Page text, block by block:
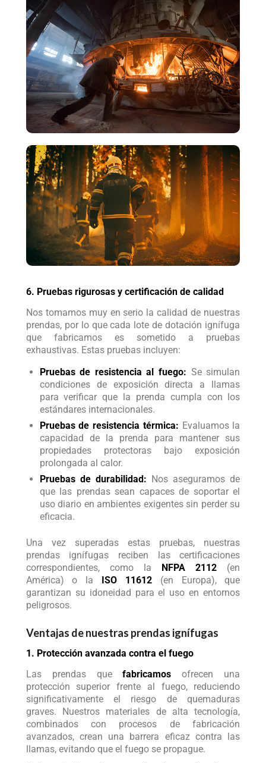
6. Pruebas rigurosas y certificación de calidad
Nos tomamos muy en serio la calidad de nuestras
prendas, por lo que cada lote de dotación ignífuga
que fabricamos es sometido a pruebas
exhaustivas. Estas pruebas incluyen:
Pruebas de resistencia al fuego: Se simulan
condiciones de exposición directa a llamas
para verificar que la prenda cumpla con los
estándares internacionales.
Pruebas de resistencia térmica: Evaluamos la
capacidad de la prenda para mantener sus
propiedades protectoras bajo exposición
prolongada al calor.
Pruebas de durabilidad: Nos aseguramos de
que las prendas sean capaces de soportar el
uso diario en ambientes exigentes sin perder su
eficacia.
Una vez superadas estas pruebas, nuestras
prendas ignífugas reciben las certificaciones
correspondientes, como la
NFPA 2112 (en
América) o la
ISO 11612(en Europa), que
garantizan su idoneidad para el uso en entornos
peligrosos.
Ventajas de nuestras prendas ignífugas
1. Protección avanzada contra el fuego
Las prendas quefabricamos ofrecen una
protección superior frente al fuego, reduciendo
significativamente el riesgo de quemaduras
graves. Nuestros materiales de alta tecnología,
combinados con procesos de fabricación
avanzados, crean una barrera eficaz contra las
llamas, evitando que el fuego se propague.